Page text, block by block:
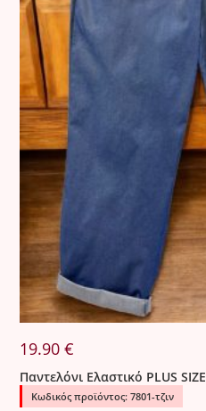
19.90€
Παντελόνι Ελαστικό PLUS SIZE
Κωδικός προϊόντος: 7801-τζιν